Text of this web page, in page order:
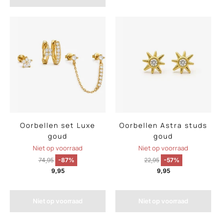
Oorbellen set Luxe
goud
Niet op voorraad
74,95
-87%
9,95
Niet op voorraad
Oorbellen Astra studs
goud
Niet op voorraad
22,95 -57%
9,95
Niet op voorraad